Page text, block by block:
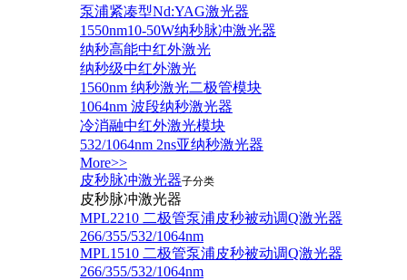
泵浦紧凑型Nd:YAG激光器
1550nm10-50W纳秒脉冲激光器
纳秒高能中红外激光
纳秒级中红外激光
1560nm 纳秒激光二极管模块
1064nm 波段纳秒激光器
冷消融中红外激光模块
532/1064nm 2ns亚纳秒激光器
More>>
皮秒脉冲激光器子分类
皮秒脉冲激光器
​MPL2210 二极管泵浦皮秒被动调Q激光器
266/355/532/1064nm
MPL1510 二极管泵浦皮秒被动调Q激光器
266/355/532/1064nm